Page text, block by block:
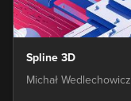
Spline 3D
Michał Wedlechowicz